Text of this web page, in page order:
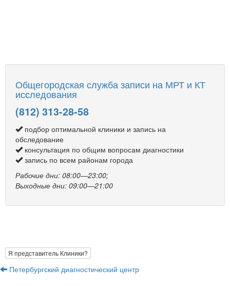
Общегородская служба записи на МРТ и КТ
исследования
(812) 313-28-58
подбор оптимальной клиники и запись на
обследование
консультация по общим вопросам диагностики
запись по всем районам города
Рабочие дни: 08:00—23:00;
Выходные дни: 09:00—21:00
Я представитель Клиники?
Петербургский диагностический центр